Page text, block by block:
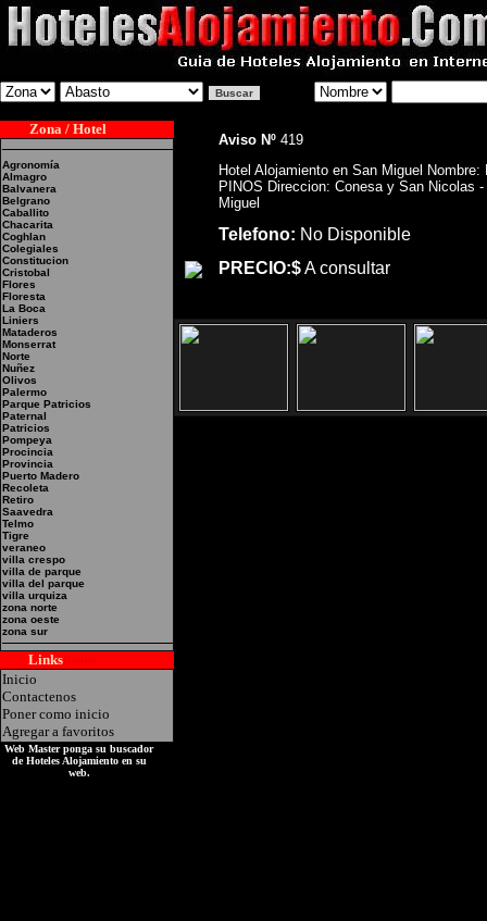
Zona / Hotel
Agronomía
Almagro
Balvanera
Belgrano
Caballito
Chacarita
Coghlan
Colegiales
Constitucion
Cristobal
Flores
Floresta
La Boca
Liniers
Mataderos
Monserrat
Norte
Nuñez
Olivos
Palermo
Parque Patricios
Paternal
Patricios
Pompeya
Procincia
Provincia
Puerto Madero
Recoleta
Retiro
Saavedra
Telmo
Tigre
veraneo
villa crespo
villa de parque
villa del parque
villa urquiza
zona norte
zona oeste
zona sur
Links
Inicio
Contactenos
Poner como inicio
Agregar a favoritos
Web Master ponga su buscador
de Hoteles Alojamiento en su
web.
Aviso Nº 419
Hotel Alojamiento en San Miguel Nombre:
PINOS Direccion: Conesa y San Nicolas -
Miguel
Telefono: No Disponible
PRECIO:$A consultar